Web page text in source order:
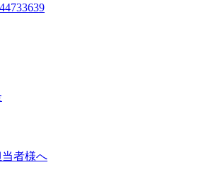
者様へ